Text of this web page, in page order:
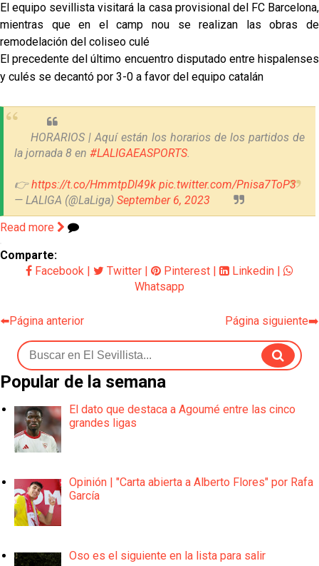
El Sevilla FC empieza a inscribir a los nuevos
fichajes
Opinión | "Carta abierta a Alberto Flores" por Rafa
García
El equipo sevillista visitará la casa provisional del FC Barcelona,
mientras que en el camp nou se realizan las obras de
remodelación del coliseo culé
El precedente del último encuentro disputado entre hispalenses
y culés se decantó por 3-0 a favor del equipo catalán
HORARIOS | Aquí están los horarios de los partidos de
la jornada 8 en #LALIGAEASPORTS.
👉https://t.co/HmmtpDl49k pic.twitter.com/Pnisa7ToP3
— LALIGA (@LaLiga) September 6, 2023
Read more
Comparte:
Facebook
Twitter Pinterest Linkedin
Whatsapp
⬅️Página anterior Página siguiente➡️
Popular de la semana
El dato que destaca a Agoumé entre las cinco
grandes ligas
Opinión | "Carta abierta a Alberto Flores" por Rafa
García
Oso es el siguiente en la lista para salir